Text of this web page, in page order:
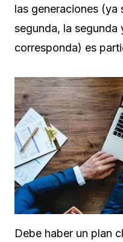
las generaciones (ya
segunda, la segunda
corresponda) es
Debe haber un plan